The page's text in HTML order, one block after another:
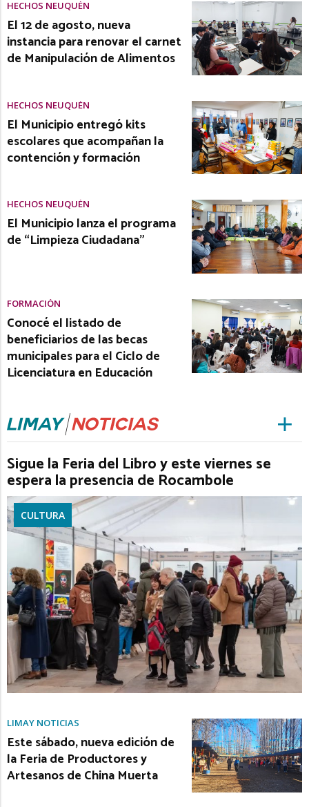
HECHOS NEUQUÉN
El 12 de agosto, nueva
instancia para renovar el carnet
de Manipulación de Alimentos
HECHOS NEUQUÉN
El Municipio entregó kits
escolares que acompañan la
contención y formación
HECHOS NEUQUÉN
El Municipio lanza el programa
de “Limpieza Ciudadana”
FORMACIÓN
Conocé el listado de
beneficiarios de las becas
municipales para el Ciclo de
Licenciatura en Educación
Sigue la Feria del Libro y este viernes se
espera la presencia de Rocambole
CULTURA
LIMAY NOTICIAS
Este sábado, nueva edición de
la Feria de Productores y
Artesanos de China Muerta